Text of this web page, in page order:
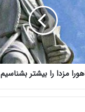
مزدا را بیشتر بشناسیم